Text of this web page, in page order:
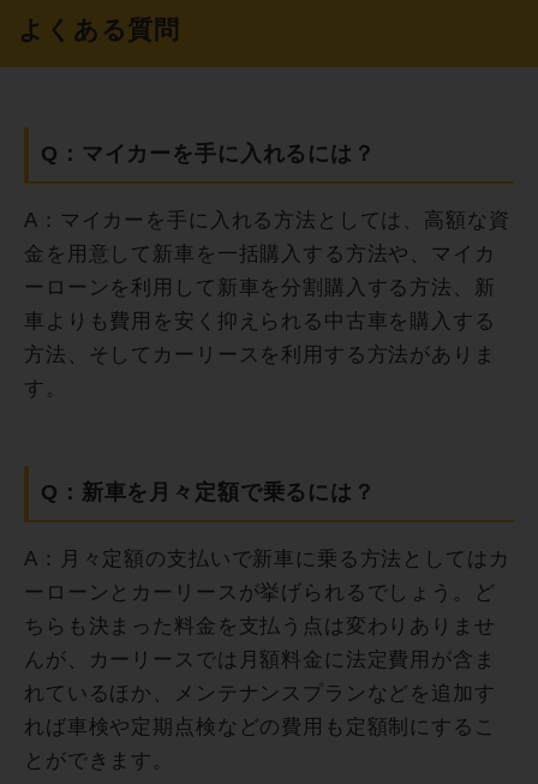
よくある質問
Q：マイカーを手に入れるには？
A：マイカーを手に入れる方法としては、高額な資
金を用意して新車を一括購入する方法や、マイカ
ーローンを利用して新車を分割購入する方法、新
車よりも費用を安く抑えられる中古車を購入する
方法、そしてカーリースを利用する方法がありま
す。
Q：新車を月々定額で乗るには？
A：月々定額の支払いで新車に乗る方法としてはカ
ーローンとカーリースが挙げられるでしょう。ど
ちらも決まった料金を支払う点は変わりありませ
んが、カーリースでは月額料金に法定費用が含ま
れているほか、メンテナンスプランなどを追加す
れば車検や定期点検などの費用も定額制にするこ
とができます。